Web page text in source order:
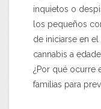
inquietos o
los pequeños
de iniciarse en
cannabis a
¿Por qué ocurre
familias para